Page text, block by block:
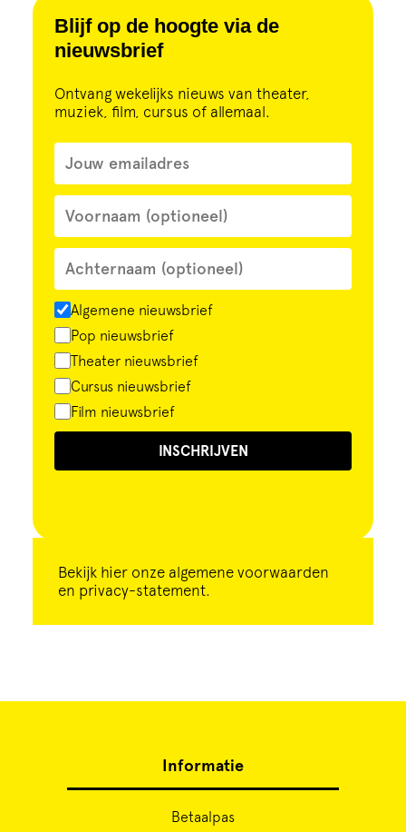
Blijf op de hoogte via de
nieuwsbrief
Ontvang wekelijks nieuws van theater,
muziek, film, cursus of allemaal.
Algemene nieuwsbrief
Pop nieuwsbrief
Theater nieuwsbrief
Cursus nieuwsbrief
Film nieuwsbrief
INSCHRIJVEN
Bekijk hier onze algemene voorwaarden
en privacy-statement.
Informatie
Betaalpas